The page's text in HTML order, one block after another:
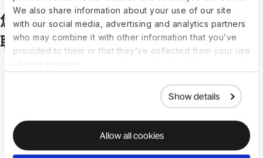
We also share information about your use of our site
with our social media, advertising and analytics partners
who may combine it with other information that you’ve
provided to them or that they’ve collected from your use
Show details
Allow all cookies
您所有的人才管理工具，在 Engage 中互
联
设定明确目标，使每个人保持一致
定义驱动责任制和聚焦的公司、团队与个人目标和 OKR。